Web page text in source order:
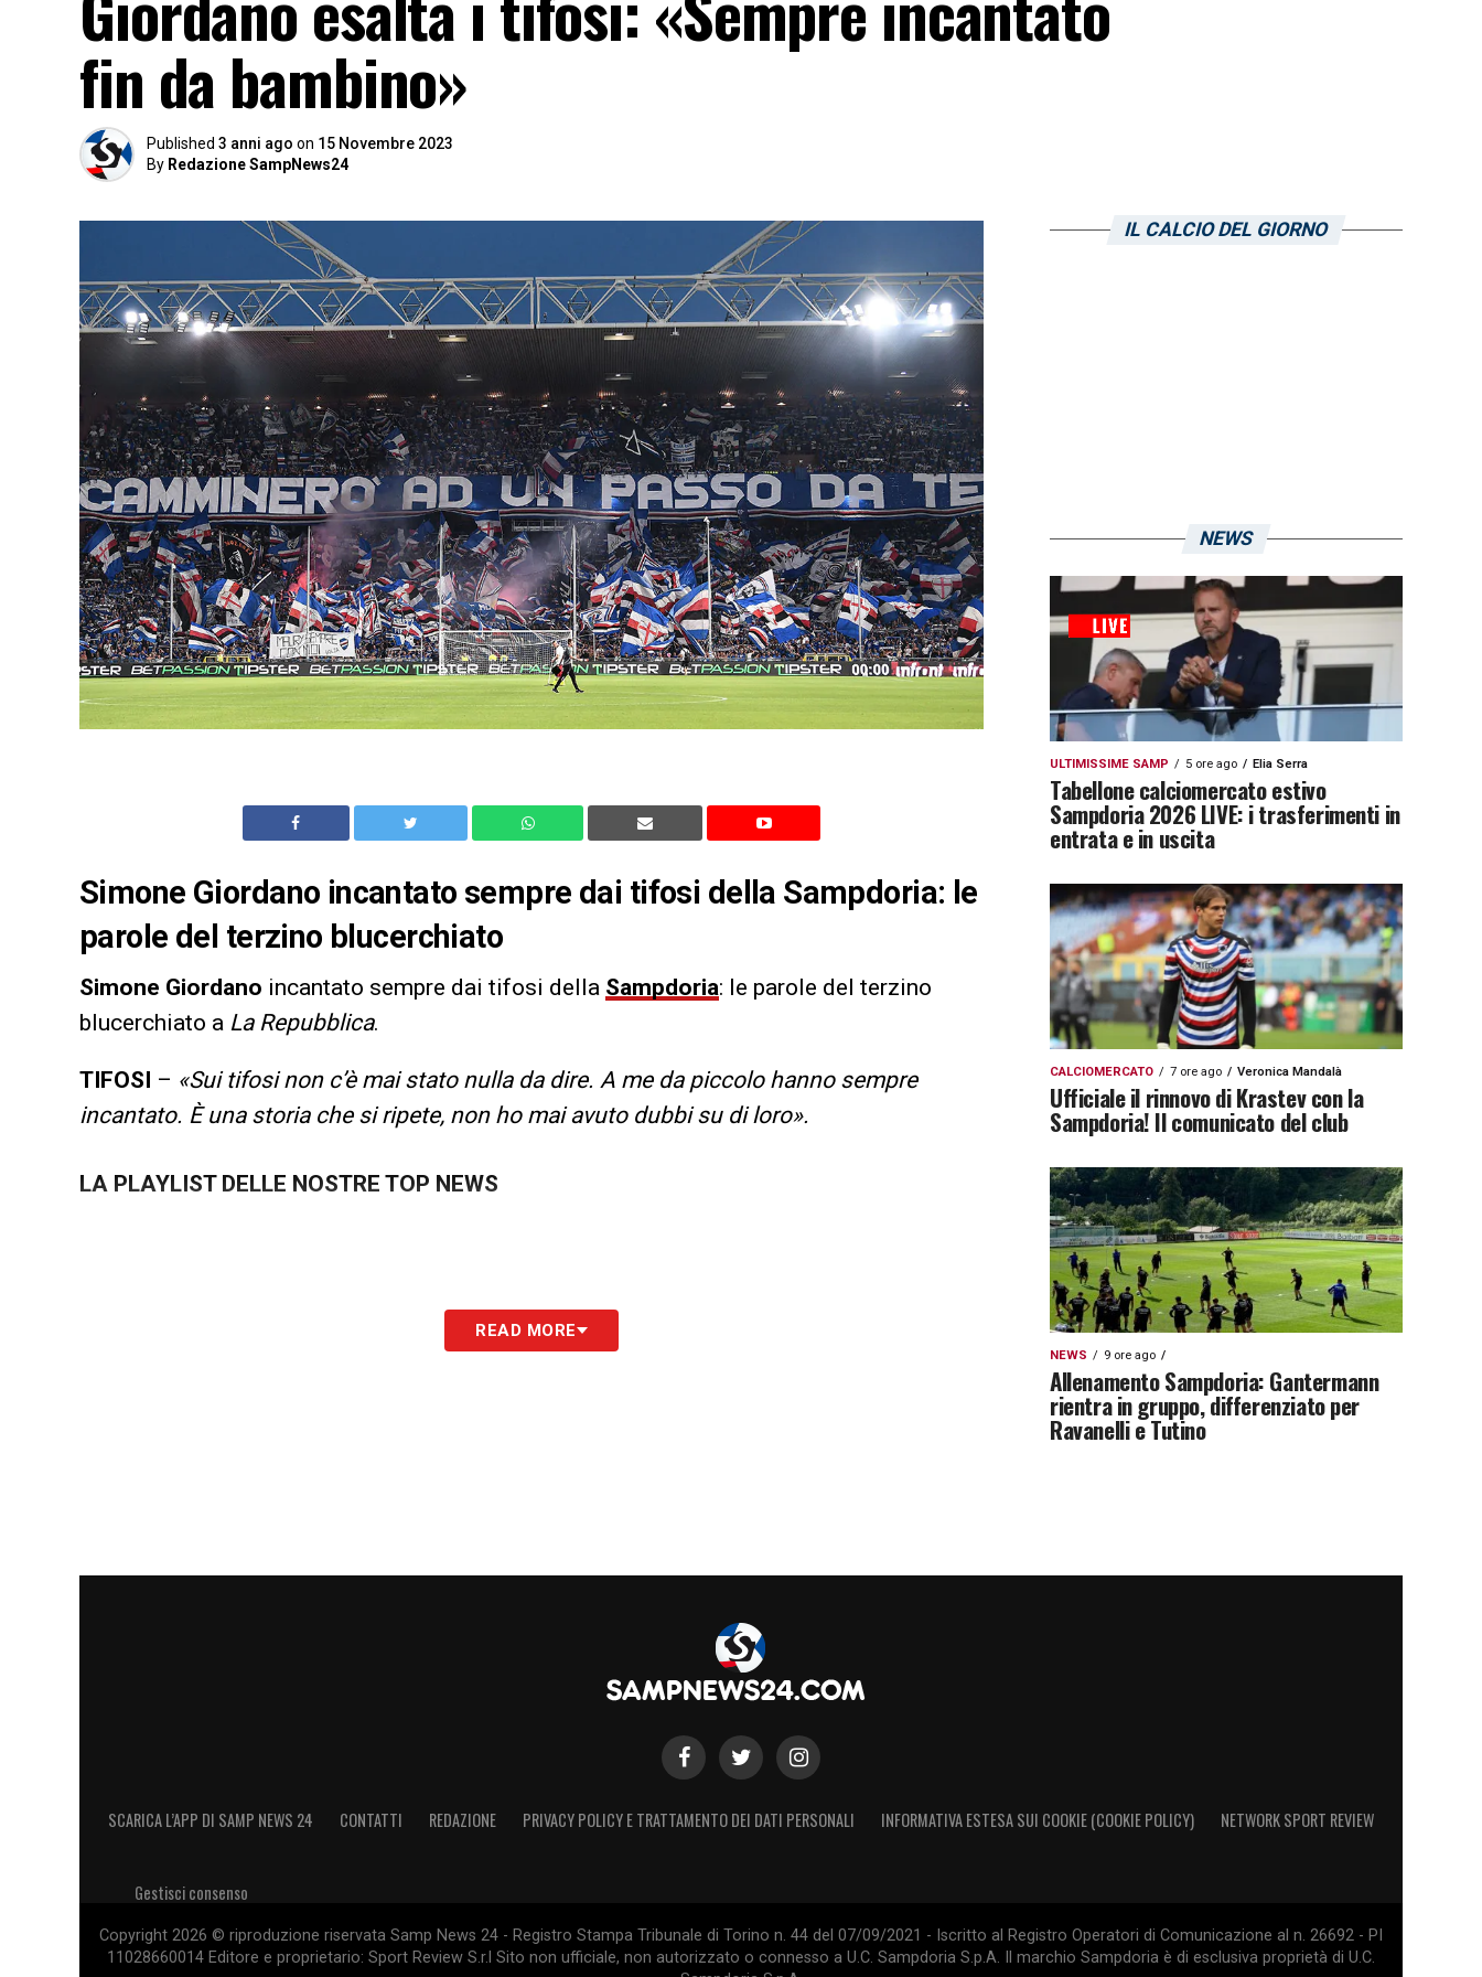
fin da bambino»
Published 3 anni ago on 15 Novembre 2023
By Redazione SampNews24
Simone Giordano incantato sempre dai tifosi della Sampdoria: le
parole del terzino blucerchiato
Simone Giordano incantato sempre dai tifosi della Sampdoria: le parole del terzino
blucerchiato a La Repubblica.
TIFOSI – «Sui tifosi non c’è mai stato nulla da dire. A me da piccolo hanno sempre
incantato. È una storia che si ripete, non ho mai avuto dubbi su di loro».
LA PLAYLIST DELLE NOSTRE TOP NEWS
READ MORE
IL CALCIO DEL GIORNO
NEWS
ULTIMISSIME SAMP 5 ore ago Elia Serra
Tabellone calciomercato estivo
Sampdoria 2026 LIVE: i trasferimenti in
entrata e in uscita
CALCIOMERCATO 7 ore ago Veronica Mandalà
Ufficiale il rinnovo di Krastev con la
Sampdoria! Il comunicato del club
NEWS 9 ore ago
Allenamento Sampdoria: Gantermann
rientra in gruppo, differenziato per
Ravanelli e Tutino
SCARICA L’APP DI SAMP NEWS 24 CONTATTI REDAZIONE PRIVACY POLICY E TRATTAMENTO DEI DATI PERSONALI INFORMATIVA ESTESA SUI COOKIE (COOKIE POLICY) NETWORK SPORT REVIEW
Gestisci consenso
Copyright 2026 © riproduzione riservata Samp News 24 - Registro Stampa Tribunale di Torino n. 44 del 07/09/2021 - Iscritto al Registro Operatori di Comunicazione al n. 26692 - PI
11028660014 Editore e proprietario: Sport Review S.r.l Sito non ufficiale, non autorizzato o connesso a U.C. Sampdoria S.p.A. Il marchio Sampdoria è di esclusiva proprietà di U.C.